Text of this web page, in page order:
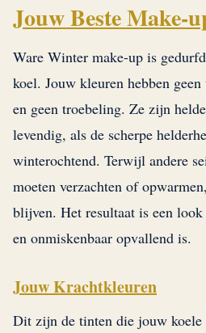
Jouw Beste Make-
Ware Winter make-up is
koel. Jouw kleuren hebben
en geen troebeling. Ze zijn
levendig, als de scherpe
winterochtend. Terwijl andere
moeten verzachten of
blijven. Het resultaat is een
en onmiskenbaar opvallend is.
Jouw Krachtkleuren
Dit zijn de tinten die jouw